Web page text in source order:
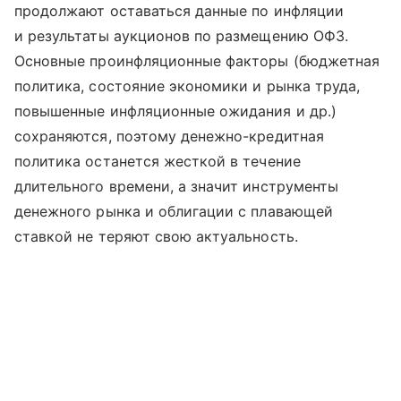
продолжают оставаться данные по инфляции
и результаты аукционов по размещению ОФЗ.
Основные проинфляционные факторы (бюджетная
политика, состояние экономики и рынка труда,
повышенные инфляционные ожидания и др.)
сохраняются, поэтому денежно-кредитная
политика останется жесткой в течение
длительного времени, а значит инструменты
денежного рынка и облигации с плавающей
ставкой не теряют свою актуальность.